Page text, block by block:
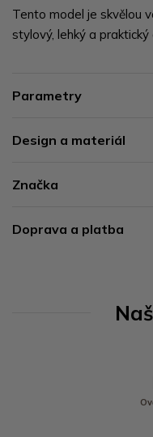
Tento model je skvělou
stylový, lehký a
Parametry
Design a materiál
Značka
Doprava a platba